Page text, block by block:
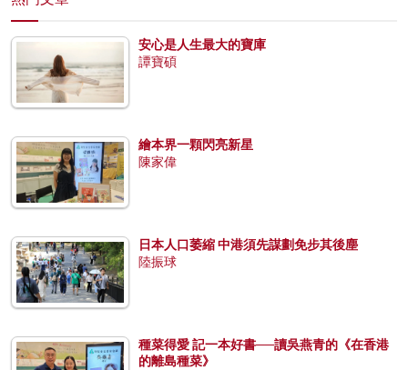
安心是人生最大的寶庫
譚寶碩
繪本界一顆閃亮新星
陳家偉
日本人口萎縮 中港須先謀劃免步其後塵
陸振球
種菜得愛 記一本好書──讀吳燕青的《在香港
的離島種菜》